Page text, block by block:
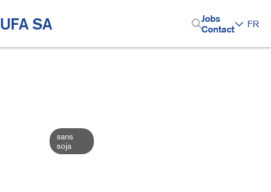
UFA SA
H
Jobs
Contact
FR
Top-thèmes
sans
soja